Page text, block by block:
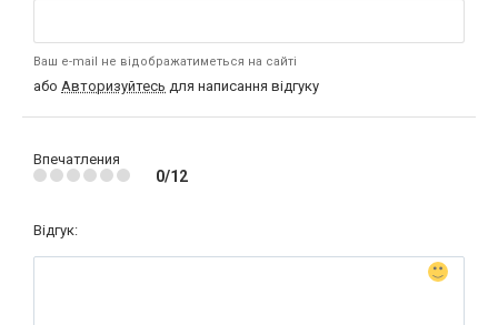
Ваш e-mail не відображатиметься на сайті
або Авторизуйтесь для написання відгуку
Впечатления
0/12
Відгук: